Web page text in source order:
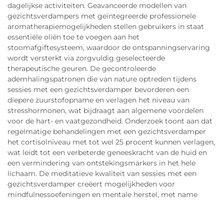
dagelijkse activiteiten. Geavanceerde modellen van
gezichtsverdampers met geïntegreerde professionele
aromatherapiemogelijkheden stellen gebruikers in staat
essentiële oliën toe te voegen aan het
stoomafgiftesysteem, waardoor de ontspanningservaring
wordt versterkt via zorgvuldig geselecteerde
therapeutische geuren. De gecontroleerde
ademhalingspatronen die van nature optreden tijdens
sessies met een gezichtsverdamper bevorderen een
diepere zuurstofopname en verlagen het niveau van
stresshormonen, wat bijdraagt aan algemene voordelen
voor de hart- en vaatgezondheid. Onderzoek toont aan dat
regelmatige behandelingen met een gezichtsverdamper
het cortisolniveau met tot wel 25 procent kunnen verlagen,
wat leidt tot een verbeterde geneeskracht van de huid en
een vermindering van ontstekingsmarkers in het hele
lichaam. De meditatieve kwaliteit van sessies met een
gezichtsverdamper creëert mogelijkheden voor
mindfulnessoefeningen en mentale herstel, met name